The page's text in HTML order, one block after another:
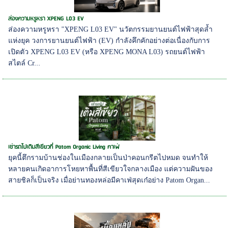
ส่องความหรูหรา XPENG L03 EV
ส่องความหรูหรา "XPENG L03 EV" นวัตกรรมยานยนต์ไฟฟ้าสุดล้ำ
แห่งยุค วงการยานยนต์ไฟฟ้า (EV) กำลังคึกคักอย่างต่อเนื่องกับการ
เปิดตัว XPENG L03 EV (หรือ XPENG MONA L03) รถยนต์ไฟฟ้า
สไตล์ Cr...
เช่ารถไปเติมสีเขียวที่ Patom Organic Living คาเฟ่
ยุคนี้ตึกรามบ้านช่องในเมืองกลายเป็นป่าคอนกรีตไปหมด จนทำให้
หลายคนเกิดอาการโหยหาพื้นที่สีเขียวใจกลางเมือง แต่ความฝันของ
สายชิลก็เป็นจริง เมื่อย่านทองหล่อมีคาเฟ่สุดเก๋อย่าง Patom Organ...